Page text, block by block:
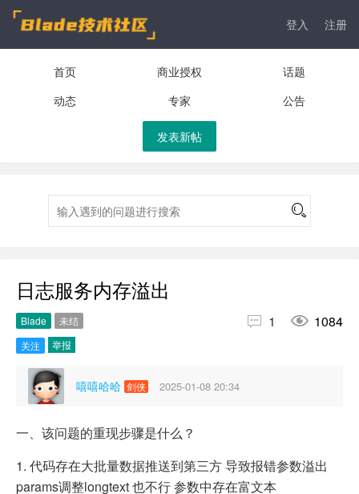
登入 注册
首页 商业授权
话题
动态
专家 公告
发表新帖
日志服务内存溢出
Blade
未结
关注
举报
 1  1084
嘻嘻哈哈 剑侠 2025-01-08 20:34
一、该问题的重现步骤是什么？
1. 代码存在大批量数据推送到第三方 导致报错参数溢出
params调整longtext 也不行 参数中存在富文本